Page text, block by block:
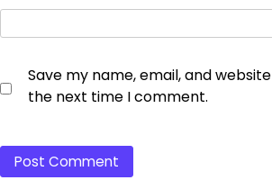
Save my name, email, and
the next time I comment.